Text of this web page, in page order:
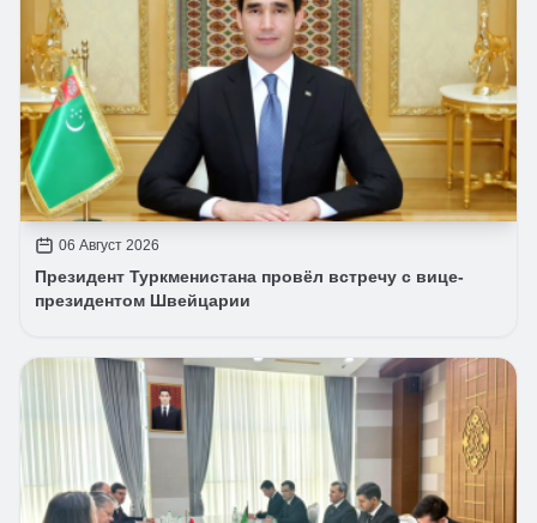
06 Август 2026
Президент Туркменистана провёл встречу с вице-
президентом Швейцарии